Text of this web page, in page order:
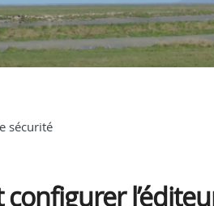
sécurité